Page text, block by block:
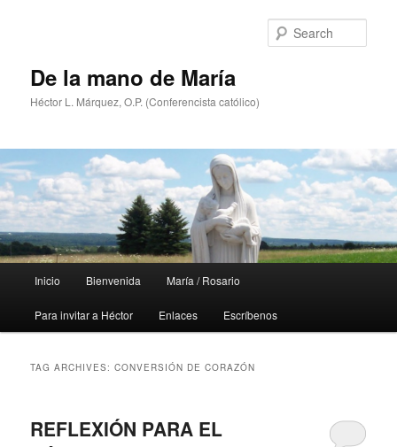
De la mano de María
Héctor L. Márquez, O.P. (Conferencista católico)
Inicio Bienvenida María / Rosario
Para invitar a Héctor Enlaces Escríbenos
TAG ARCHIVES:CONVERSIÓN DE CORAZÓN
REFLEXIÓN PARA EL